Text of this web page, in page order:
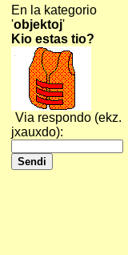
En la kategorio
'objektoj'
Kio estas tio?
Via respondo (ekz.
jxauxdo):